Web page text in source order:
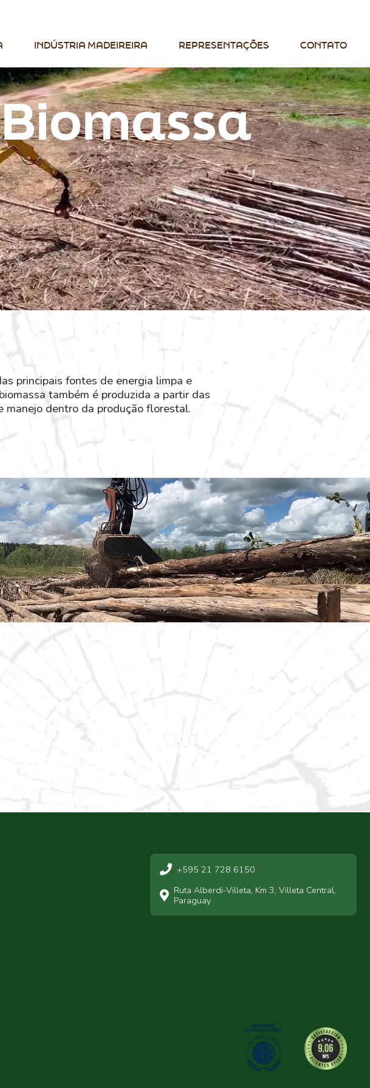
INDÚSTRIA MADEIREIRA REPRESENTAÇÕES CONTATO
principais fontes de energia limpa e
também é produzida a partir das
manejo dentro da produção florestal.
+595 21 728 6150
Ruta Alberdi-Villeta, Km 3, Villeta Central,
Paraguay